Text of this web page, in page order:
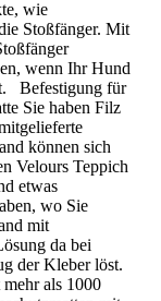
wie
Stoßfänger. Mit
wenn Ihr Hund
Befestigung für
Sie haben Filz
können sich
Velours Teppich
etwas
wo Sie
mit
da bei
der Kleber löst.
als 1000